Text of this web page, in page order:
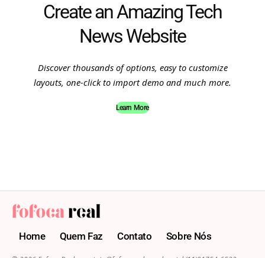
Create an Amazing Tech
News Website
Discover thousands of options, easy to customize
layouts, one-click to import demo and much more.
Learn More
Home Quem Faz Contato Sobre Nós